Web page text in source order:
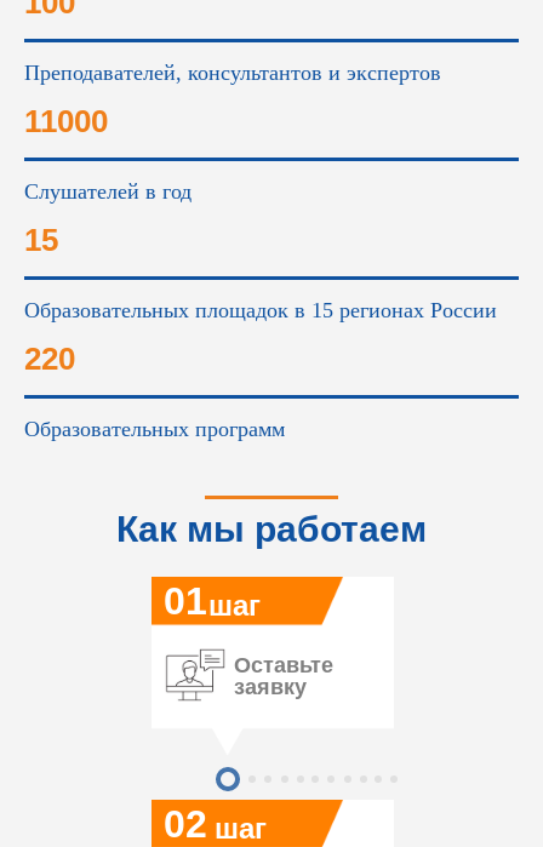
Преподавателей, консультантов и экспертов
11000
Слушателей в год
15
Образовательных площадок в 15 регионах России
220
Образовательных программ
Как мы работаем
02
01
Оставьте
заявку
шаг
шаг